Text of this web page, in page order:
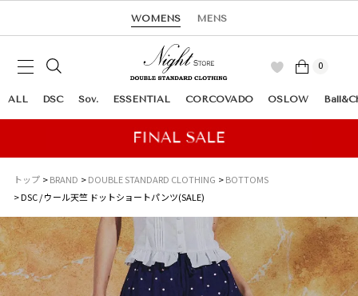
WOMENS MENS
0
ALL DSC Sov. ESSENTIAL CORCOVADO OSLOW
トップ BRAND DOUBLE STANDARD CLOTHING
BOTTOMS
DSC / ウール天竺 ドットショートパンツ(SALE)